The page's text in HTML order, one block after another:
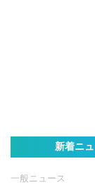
新着ニ
一般ニュース